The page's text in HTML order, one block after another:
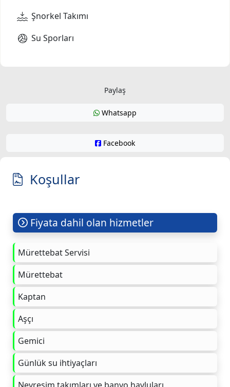
Şnorkel Takımı
Su Sporları
Paylaş
Whatsapp
Facebook
Koşullar
Fiyata dahil olan hizmetler
Mürettebat Servisi
Mürettebat
Kaptan
Aşçı
Gemici
Günlük su ihtiyaçları